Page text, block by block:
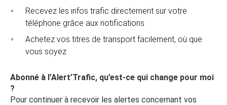
Recevez les infos trafic directement sur votre
téléphone grâce aux notifications
Achetez vos titres de transport facilement, où que
vous soyez
Abonné à l’Alert’Trafic, qu’est-ce qui change pour moi
?
Pour continuer à recevoir les alertes concernant vos